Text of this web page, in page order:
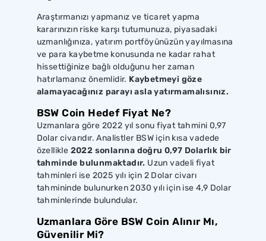
Araştırmanızı yapmanız ve ticaret yapma
kararınızın riske karşı tutumunuza, piyasadaki
uzmanlığınıza, yatırım portföyünüzün yayılmasına
ve para kaybetme konusunda ne kadar rahat
hissettiğinize bağlı olduğunu her zaman
hatırlamanız önemlidir. Kaybetmeyi göze
alamayacağınız parayı asla yatırmamalısınız.
BSW Coin Hedef Fiyat Ne?
Uzmanlara göre 2022 yıl sonu fiyat tahmini 0,97
Dolar civarıdır. Analistler BSW için kısa vadede
özellikle 2022 sonlarına doğru 0,97 Dolarlık bir
tahminde bulunmaktadır. Uzun vadeli fiyat
tahminleri ise 2025 yılı için 2 Dolar civarı
tahmininde bulunurken 2030 yılı için ise 4,9 Dolar
tahminlerinde bulundular.
Uzmanlara Göre BSW Coin Alınır Mı,
Güvenilir Mi?